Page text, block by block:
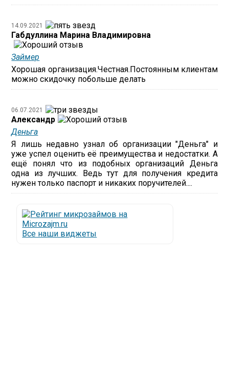
14.09.2021
Габдуллина Марина Владимировна
Займер
Хорошая организация.Честная.Постоянным клиентам
можно скидочку побольше делать
06.07.2021
Александр
Деньга
Я лишь недавно узнал об организации "Деньга" и
уже успел оценить её преимущества и недостатки. А
ещё понял что из подобных организаций Деньга
одна из лучших. Ведь тут для получения кредита
нужен только паспорт и никаких поручителей....
Все наши виджеты